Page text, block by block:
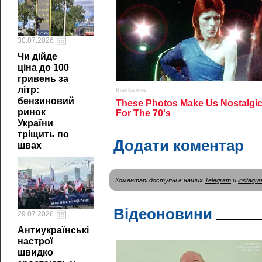
30.07.2026
Чи дійде
ціна до 100
гривень за
літр:
бензиновий
ринок
України
тріщить по
швах
29.07.2026
Антиукраїнські
настрої
швидко
Додати коментар
Коментарі доступні в наших Telegram и
Відеоновини